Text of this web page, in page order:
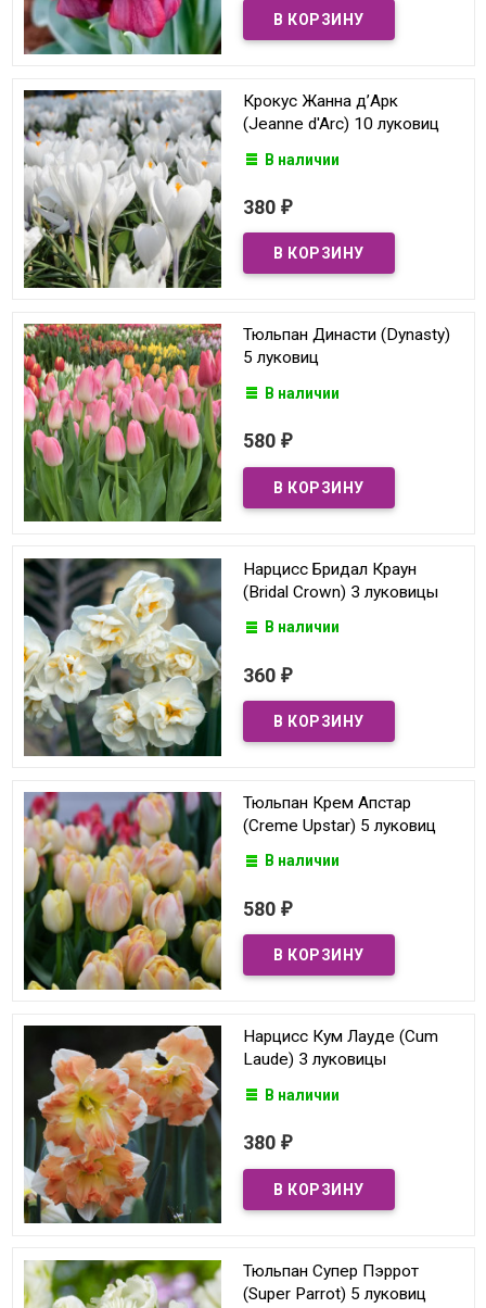
Крокус Жанна д’Арк
(Jeanne d'Arc) 10 луковиц
В наличии
380 ₽
Тюльпан Династи (Dynasty)
5 луковиц
В наличии
580 ₽
Нарцисс Бридал Краун
(Bridal Crown) 3 луковицы
В наличии
360 ₽
Тюльпан Крем Апстар
(Creme Upstar) 5 луковиц
В наличии
580 ₽
Нарцисс Кум Лауде (Cum
Laude) 3 луковицы
В наличии
380 ₽
Тюльпан Супер Пэррот
(Super Parrot) 5 луковиц